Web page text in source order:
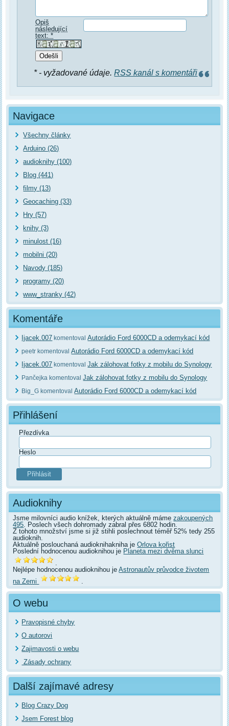
Opiš
následující
text: *
* - vyžadované údaje.RSS kanál s komentáři
Navigace
Všechny články
Arduino (26)
audioknihy (100)
Blog (441)
filmy (13)
Geocaching (33)
Hry (57)
knihy (3)
minulost (16)
mobilni (20)
Navody (185)
programy (20)
www_stranky (42)
Komentáře
Ijacek.007 komentovalAutorádio Ford 6000CD a odemykací kód
peetr komentovalAutorádio Ford 6000CD a odemykací kód
Ijacek.007 komentovalJak zálohovat fotky z mobilu do Synology
Pančejka komentovalJak zálohovat fotky z mobilu do Synology
Big_G komentovalAutorádio Ford 6000CD a odemykací kód
Přihlášení
Přezdívka
Heslo
Audioknihy
Jsme milovníci audio knížek, kterých aktuálně mámezakoupených
495 . Poslech všech dohromady zabral přes 6802 hodin.
Z tohoto množství jsme si již stihli poslechnout téměř 52% tedy 255
audioknih.
Aktuálně poslouchaná audioknihakniha jeOrlova kořist
Poslední hodnocenou audioknihou je Planeta mezi dvěma slunci
Nejlépe hodnocenou audioknihou jeAstronautův průvodce životem
na Zemi
O webu
Pravopisné chyby
O autorovi
Zajimavosti o webu
Zásady ochrany
Další zajímavé adresy
Blog Crazy Dog
Jsem Forest blog